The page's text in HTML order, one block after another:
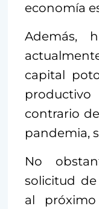
economía
Además,
capital
contrario
pandemia,
No
solicitud
al